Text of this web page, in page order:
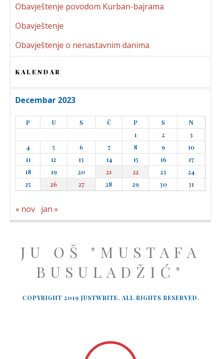
Obavještenje povodom Kurban-bajrama
Obavještenje
Obavještenje o nenastavnim danima
KALENDAR
Decembar 2023
P U S Č P S
N
1
2
3
4
5 6 7 8 9
10
11
12 13 14 15 16
17
18
19 20 21 22 23
24
25
26 27 28 29 30 31
« nov jan »
JU OŠ "MUSTAFA
BUSULADŽIĆ"
COPYRIGHT 2019 JUSTWRITE. ALL RIGHTS RESERVED.